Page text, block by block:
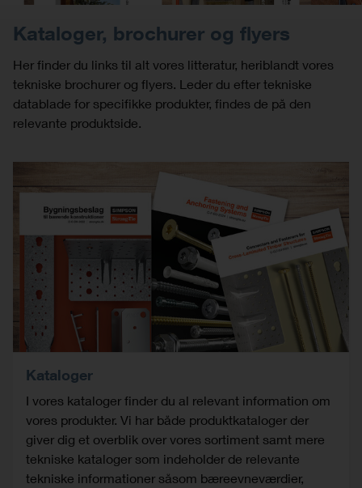
Kataloger, brochurer og flyers
Her finder du links til alt vores litteratur, heriblandt vores
tekniske brochurer og flyers. Leder du efter tekniske
datablade for specifikke produkter, findes de på den
relevante produktside.
Kataloger
I vores kataloger finder du al relevant information om
vores produkter. Vi har både produktkataloger der
giver dig et overblik over vores sortiment samt mere
tekniske kataloger som indeholder de relevante
tekniske informationer såsom bæreevneværdier,